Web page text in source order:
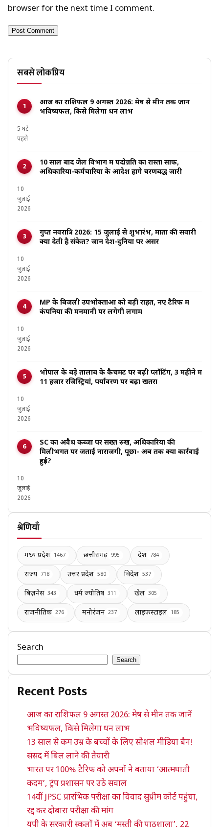
browser for the next time I comment.
सबसे लोकप्रिय
आज का राशिफल 9 अगस्त 2026: मेष से मीन तक जानें
भविष्यफल, किसे मिलेगा धन लाभ
5 घंटे
पहले
10 साल बाद जेल विभाग में पदोन्नति का रास्ता साफ,
अधिकारियों-कर्मचारियों के आदेश होंगे चरणबद्ध जारी
10
जुलाई
2026
गुप्त नवरात्रि 2026: 15 जुलाई से शुभारंभ, माता की सवारी
क्या देती है संकेत? जानें देश-दुनिया पर असर
10
जुलाई
2026
MP के बिजली उपभोक्ताओं को बड़ी राहत, नए टैरिफ में
कंपनियों की मनमानी पर लगेगी लगाम
10
जुलाई
2026
भोपाल के बड़े तालाब के कैचमेंट पर बढ़ी प्लॉटिंग, 3 महीने में
11 हजार रजिस्ट्रियां, पर्यावरण पर बढ़ा खतरा
10
जुलाई
2026
SC का अवैध कब्जों पर सख्त रुख, अधिकारियों की
मिलीभगत पर जताई नाराजगी, पूछा- अब तक क्या कार्रवाई
हुई?
10
जुलाई
2026
श्रेणियाँ
मध्य प्रदेश 1467 छत्तीसगढ़ 995 देश 784
राज्य 718 उत्तर प्रदेश 580 विदेश 537
बिज़नेस 343 धर्म ज्योतिष 311 खेल 305
राजनीतिक 276 मनोरंजन 237 लाइफस्टाइल 185
Search
Search
Recent Posts
आज का राशिफल 9 अगस्त 2026: मेष से मीन तक जानें
भविष्यफल, किसे मिलेगा धन लाभ
13 साल से कम उम्र के बच्चों के लिए सोशल मीडिया बैन!
संसद में बिल लाने की तैयारी
भारत पर 100% टैरिफ को अपनों ने बताया ‘आत्मघाती
कदम’, ट्रंप प्रशासन पर उठे सवाल
14वीं JPSC प्रारंभिक परीक्षा का विवाद सुप्रीम कोर्ट पहुंचा,
रद्द कर दोबारा परीक्षा की मांग